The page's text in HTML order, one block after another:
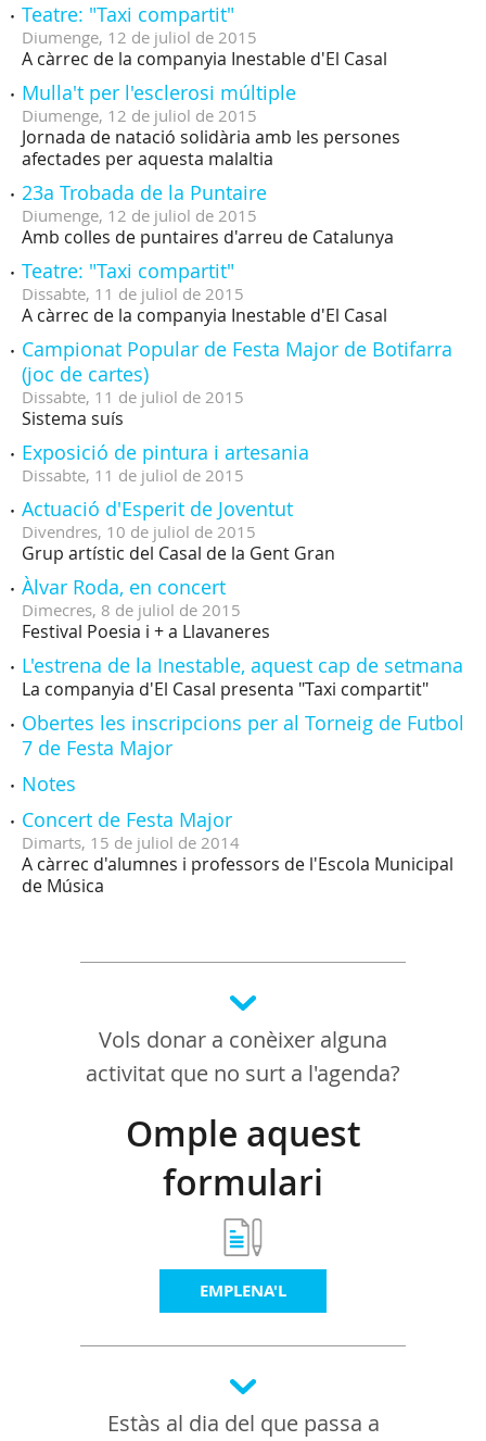
Teatre: "Taxi compartit"
Diumenge, 12 de juliol de 2015
A càrrec de la companyia Inestable d'El Casal
Mulla't per l'esclerosi múltiple
Diumenge, 12 de juliol de 2015
Jornada de natació solidària amb les persones
afectades per aquesta malaltia
23a Trobada de la Puntaire
Diumenge, 12 de juliol de 2015
Amb colles de puntaires d'arreu de Catalunya
Teatre: "Taxi compartit"
Dissabte, 11 de juliol de 2015
A càrrec de la companyia Inestable d'El Casal
Campionat Popular de Festa Major de Botifarra
(joc de cartes)
Dissabte, 11 de juliol de 2015
Sistema suís
Exposició de pintura i artesania
Dissabte, 11 de juliol de 2015
Actuació d'Esperit de Joventut
Divendres, 10 de juliol de 2015
Grup artístic del Casal de la Gent Gran
Àlvar Roda, en concert
Dimecres, 8 de juliol de 2015
Festival Poesia i + a Llavaneres
L'estrena de la Inestable, aquest cap de setmana
La companyia d'El Casal presenta "Taxi compartit"
Obertes les inscripcions per al Torneig de Futbol
7 de Festa Major
Notes
Concert de Festa Major
Dimarts, 15 de juliol de 2014
A càrrec d'alumnes i professors de l'Escola Municipal
de Música
Vols donar a conèixer alguna
activitat que no surt a l'agenda?
Omple aquest
formulari
EMPLENA'L
Estàs al dia del que passa a